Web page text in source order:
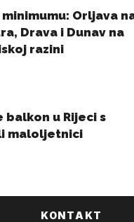
KONTAKT